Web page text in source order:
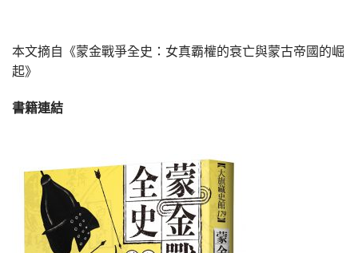
本文摘自 《蒙金戰爭全史：女真霸權的衰亡與蒙古帝國的崛
起》
書籍連結